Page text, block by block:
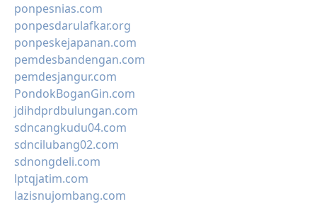
ponpesnias.com
ponpesdarulafkar.org
ponpeskejapanan.com
pemdesbandengan.com
pemdesjangur.com
PondokBoganGin.com
jdihdprdbulungan.com
sdncangkudu04.com
sdncilubang02.com
sdnongdeli.com
lptqjatim.com
lazisnujombang.com